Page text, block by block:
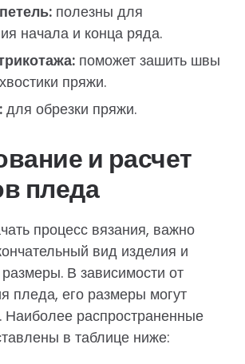
полезны для
начала и конца ряда.
поможет зашить швы
пряжи.
для обрезки пряжи.
и расчет
пледа
процесс вязания, важно
вид изделия и
размеры. В зависимости от
пледа, его размеры могут
Наиболее распространенные
в таблице ниже: